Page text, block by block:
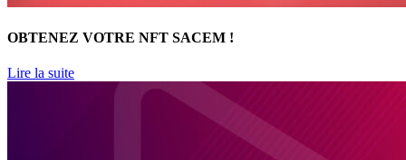
OBTENEZ VOTRE NFT SACEM !
Lire la suite